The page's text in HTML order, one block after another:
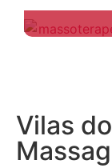
Vilas